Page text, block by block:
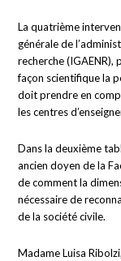
La quatrième
générale de
recherche (IGAENR),
façon scientifique la
doit prendre en
les centres
Dans la deuxième
ancien doyen de la
de comment la
nécessaire de
de la société civile.
Madame Luisa